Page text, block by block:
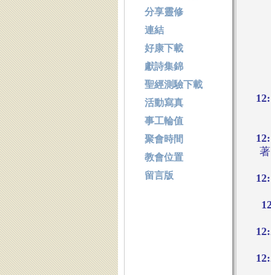
分享靈修
連結
好康下載
獻詩集錦
聖經測驗下載
活動寫真
事工輪值
聚會時間
教會位置
留言版